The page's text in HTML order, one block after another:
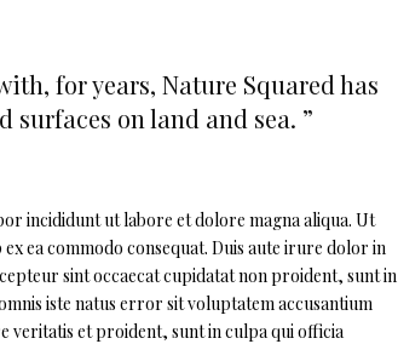
for years, Nature Squared has
on land and sea. ”
incididunt ut labore et dolore magna aliqua. Ut
ea commodo consequat. Duis aute irure dolor in
sint occaecat cupidatat non proident, sunt in
iste natus error sit voluptatem accusantium
veritatis et proident, sunt in culpa qui officia